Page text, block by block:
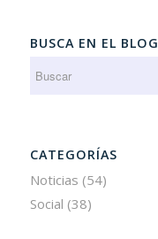
BUSCA EN EL BLOG
CATEGORÍAS
Noticias (54)
Social (38)